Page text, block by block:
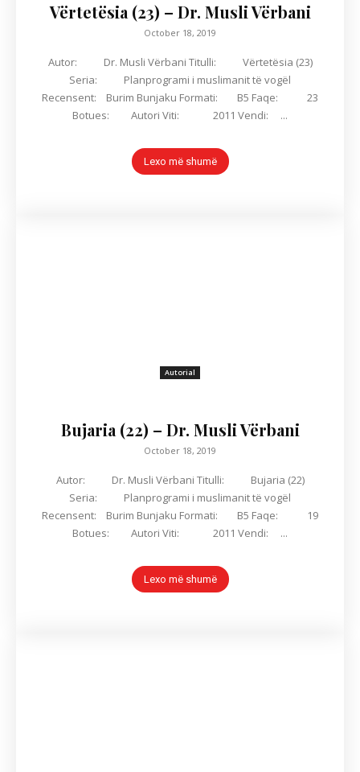
Vërtetësia (23) – Dr. Musli Vërbani
October 18, 2019
Autor: Dr. Musli Vërbani Titulli: Vërtetësia (23)
Seria: Planprogrami i muslimanit të vogël
Recensent: Burim Bunjaku Formati: B5 Faqe: 23
Botues: Autori Viti: 2011 Vendi: ...
Lexo më shumë
Autorial
Bujaria (22) – Dr. Musli Vërbani
October 18, 2019
Autor: Dr. Musli Vërbani Titulli: Bujaria (22)
Seria: Planprogrami i muslimanit të vogël
Recensent: Burim Bunjaku Formati: B5 Faqe: 19
Botues: Autori Viti: 2011 Vendi: ...
Lexo më shumë